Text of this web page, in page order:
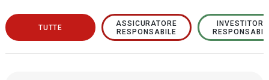
TUTTE
ASSICURATORE
RESPONSABILE
INVESTITORE